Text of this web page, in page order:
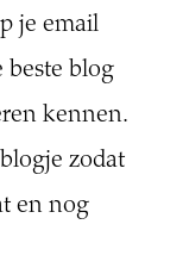
je email
beste blog
kennen.
zodat
en nog